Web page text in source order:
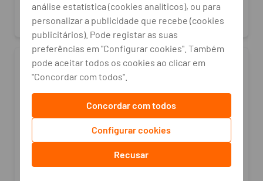
análise estatística (cookies analíticos), ou para
personalizar a publicidade que recebe (cookies
publicitários). Pode registar as suas
preferências em "Configurar cookies". Também
pode aceitar todos os cookies ao clicar em
"Concordar com todos".
Concordar com todos
Configurar cookies
Recusar